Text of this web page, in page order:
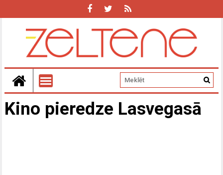
Kino pieredze Lasvegasā